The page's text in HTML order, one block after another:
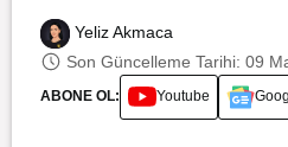
Yeliz Akmaca
Son Güncelleme Tarihi: 09
ABONE OL: Youtube